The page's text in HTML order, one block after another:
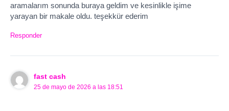
aramalarım sonunda buraya geldim ve kesinlikle işime
yarayan bir makale oldu. teşekkür ederim
Responder
fast cash
25 de mayo de 2026 a las 18:51